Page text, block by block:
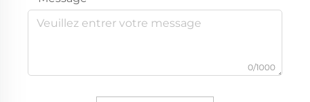
0/1000